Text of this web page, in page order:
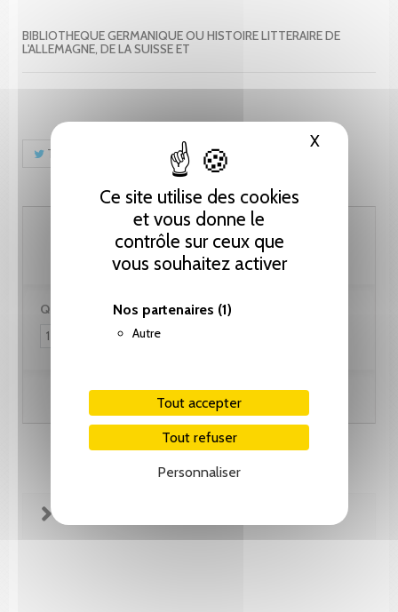
Ce site utilise des cookies
et vous donne le
contrôle sur ceux que
vous souhaitez activer
Nos partenaires (1)
Autre
Tout accepter
Tout refuser
Personnaliser
XMasquer
BIBLIOTHEQUE GERMANIQUE OU HISTOIRE LITTERAIRE DE
L'ALLEMAGNE, DE LA SUISSE ET
Tweet Pinterest
1'436.40 CHF
Quantité :
Ajouter au panier